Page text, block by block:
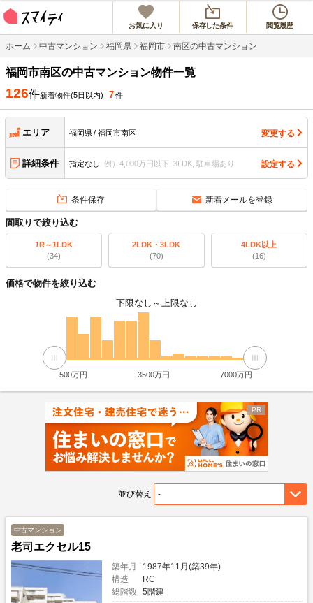
お気に入り 保存した条件 閲覧履歴
ホーム 中古マンション 福岡県 福岡市 南区の中古マンション
福岡市南区の中古マンション物件一覧
126件新着物件(5日以内) 7件
エリア 福岡県 福岡市南区 変更する
詳細条件 指定なし 例）4,000万円以下, 3LDK, 駐車場あり 設定する
条件保存 新着メールを登録
間取りで絞り込む
1R～1LDK
(34)
2LDK・3LDK
(70)
4LDK以上
(16)
価格で物件を絞り込む
下限なし ～ 上限なし
500万円 3500万円 7000万円
並び替え
中古マンション
老司エクセル15
築年月
1987年11月(築39年)
構造
RC
総階数
5階建